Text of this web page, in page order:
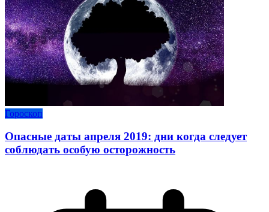
Гороскоп
Опасные даты апреля 2019: дни когда следует
соблюдать особую осторожность